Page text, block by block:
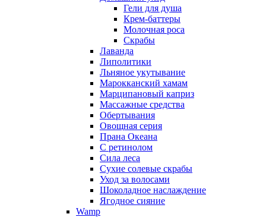
Гели для душа
Крем-баттеры
Молочная роса
Скрабы
Лаванда
Липолитики
Льняное укутывание
Марокканский хамам
Марципановый каприз
Массажные средства
Обертывания
Овощная серия
Прана Океана
С ретинолом
Сила леса
Сухие солевые скрабы
Уход за волосами
Шоколадное наслаждение
Ягодное сияние
Wamp